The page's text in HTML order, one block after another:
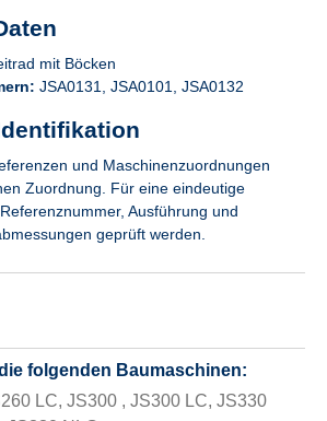
mit Böcken
JSA0131, JSA0101, JSA0132
und Maschinenzuordnungen
Zuordnung. Für eine eindeutige
Ausführung und
geprüft werden.
folgenden Baumaschinen:
LC, JS300 , JS300 LC, JS330